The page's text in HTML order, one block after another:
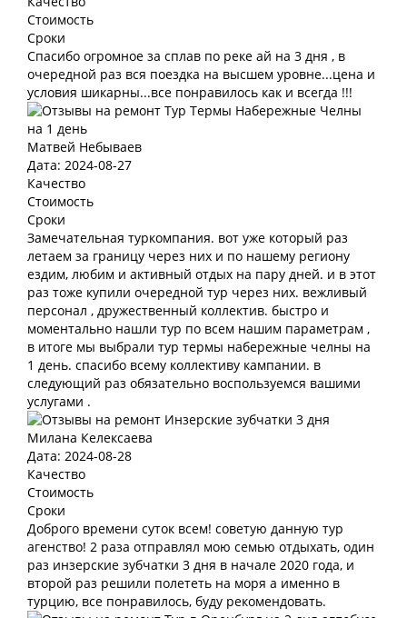
Стоимость
Сроки
Спасибо огромное за сплав по реке ай на 3 дня , в
очередной раз вся поездка на высшем уровне...цена и
условия шикарны...все понравилось как и всегда !!!
Матвей Небываев
Дата: 2024-08-27
Качество
Стоимость
Сроки
Замечательная туркомпания. вот уже который раз
летаем за границу через них и по нашему региону
ездим, любим и активный отдых на пару дней. и в этот
раз тоже купили очередной тур через них. вежливый
персонал , дружественный коллектив. быстро и
моментально нашли тур по всем нашим параметрам ,
в итоге мы выбрали тур термы набережные челны на
1 день. спасибо всему коллективу кампании. в
следующий раз обязательно воспользуемся вашими
услугами .
Милана Келексаева
Дата: 2024-08-28
Качество
Стоимость
Сроки
Доброго времени суток всем! советую данную тур
агенство! 2 раза отправлял мою семью отдыхать, один
раз инзерские зубчатки 3 дня в начале 2020 года, и
второй раз решили полететь на моря а именно в
турцию, все понравилось, буду рекомендовать.